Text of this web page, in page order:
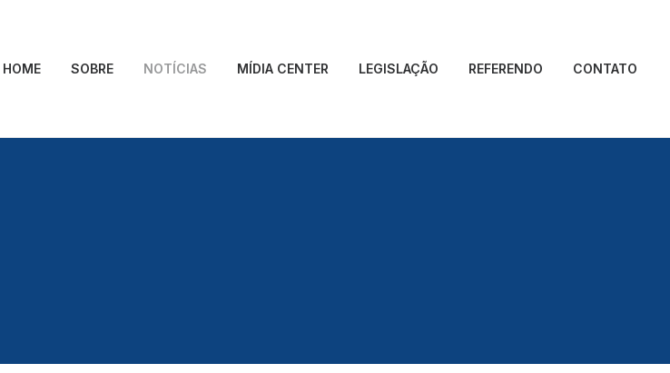
HOME SOBRE NOTÍCIAS MÍDIA CENTER LEGISLAÇÃO REFERENDO CONTATO